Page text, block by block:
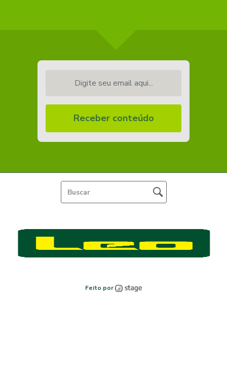
Receber conteúdo
Feito por